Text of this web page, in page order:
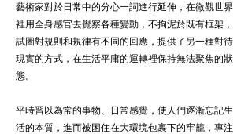
藝術家對於日常中的分心一詞進行延伸，在微觀世界
裡用全身感官去覺察各種變動，不拘泥於既有框架，
試圖對規則和規律有不同的回應，提供了另一種對待
現實的方式，在生活平庸的運轉裡保持無法聚焦的狀
態。
平時習以為常的事物、日常感覺，使人們逐漸忘記生
活的本質，進而被困住在大環境包裹下的牢籠，專注